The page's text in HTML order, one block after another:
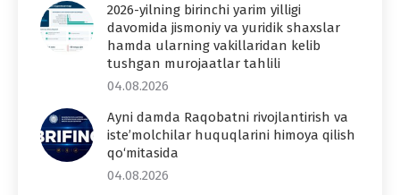
2026-yilning birinchi yarim yilligi
davomida jismoniy va yuridik shaxslar
hamda ularning vakillaridan kelib
tushgan murojaatlar tahlili
04.08.2026
Ayni damda Raqobatni rivojlantirish va
iste’molchilar huquqlarini himoya qilish
qo‘mitasida
04.08.2026